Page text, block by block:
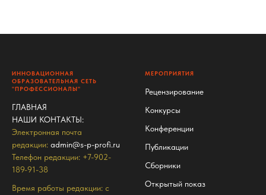
ИННОВАЦИОННАЯ
ОБРАЗОВАТЕЛЬНАЯ СЕТЬ
"ПРОФЕССИОНАЛЫ"
ГЛАВНАЯ
НАШИ КОНТАКТЫ:
Электронная почта
редакции: admin@s-p-profi.ru
Телефон редакции: +7-902-
189-91-38
Время работы редакции: с
МЕРОПРИЯТИЯ
Рецензирование
Конкурсы
Конференции
Публикации
Сборники
Открытый показ